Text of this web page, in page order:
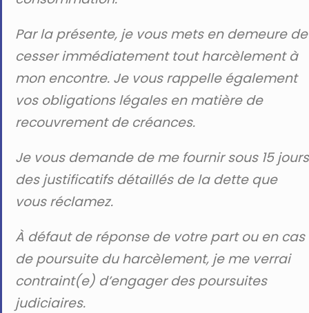
Par la présente, je vous mets en demeure de
cesser immédiatement tout harcèlement à
mon encontre. Je vous rappelle également
vos obligations légales en matière de
recouvrement de créances.
Je vous demande de me fournir sous 15 jours
des justificatifs détaillés de la dette que
vous réclamez.
À défaut de réponse de votre part ou en cas
de poursuite du harcèlement, je me verrai
contraint(e) d’engager des poursuites
judiciaires.